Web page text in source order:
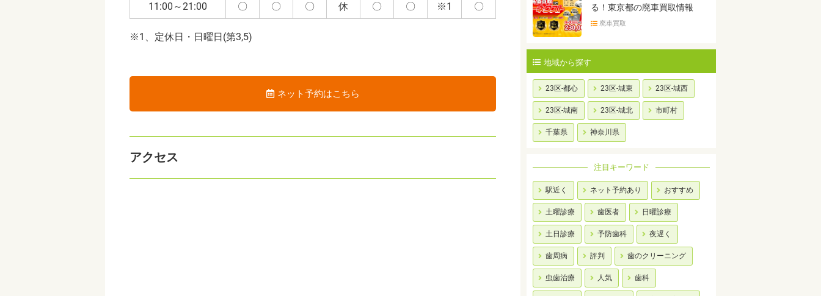
11:00～21:00 〇 〇 〇 休 〇 〇 ※1 〇
※1、定休日・日曜日(第3,5)
ネット予約はこちら
アクセス
る！東京都の廃車買取情報
廃車買取
地域から探す
23区-都心 23区-城東 23区-城西
23区-城南 23区-城北 市町村
千葉県 神奈川県
注目キーワード
駅近く ネット予約あり おすすめ
土曜診療 歯医者 日曜診療
土日診療 予防歯科 夜遅く
歯周病 評判 歯のクリーニング
虫歯治療 人気 歯科